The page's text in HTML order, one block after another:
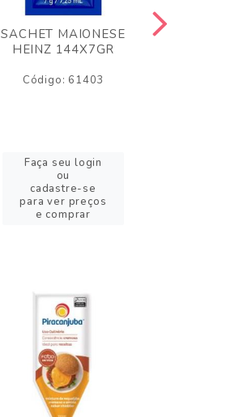
SACHET MAIONESE
HEINZ 144X7GR
Código: 61403
Faça seu login
ou
cadastre-se
para ver preços
e comprar